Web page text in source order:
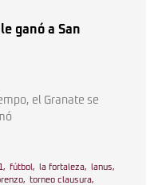
ganó a San
el Granate se
, fútbol , la fortaleza, lanus,
, torneo clausura,